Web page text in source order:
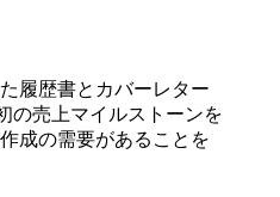
履歴書とカバーレター
の売上マイルストーンを
成の需要があることを